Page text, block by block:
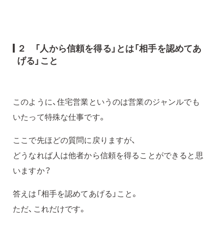
２ 「人から信頼を得る」とは「相手を認めてあ
げる」こと
このように、住宅営業というのは営業のジャンルでも
いたって特殊な仕事です。
ここで先ほどの質問に戻りますが、
どうなれば人は他者から信頼を得ることができると思
いますか？
答えは「相手を認めてあげる」こと。
ただ、これだけです。